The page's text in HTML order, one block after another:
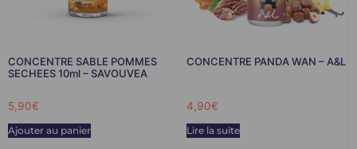
CONCENTRE SABLE POMMES
SECHEES 10ml – SAVOUVEA
5,90€
Ajouter au panier
CONCENTRE PANDA WAN – A&L
4,90€
Lire la suite